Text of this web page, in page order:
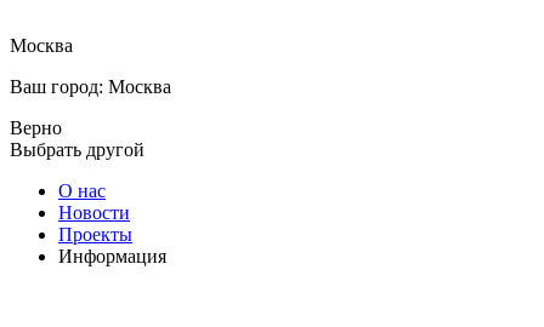
Москва
Ваш город: Москва
Верно
Выбрать другой
О нас
Новости
Проекты
Информация